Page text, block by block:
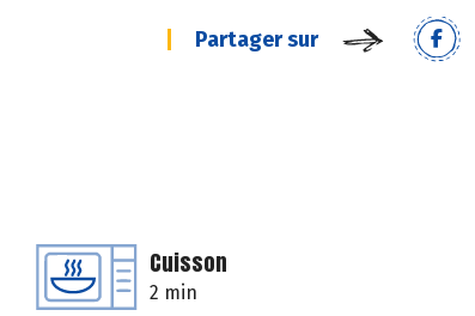
Partager sur
Cuisson
2 min